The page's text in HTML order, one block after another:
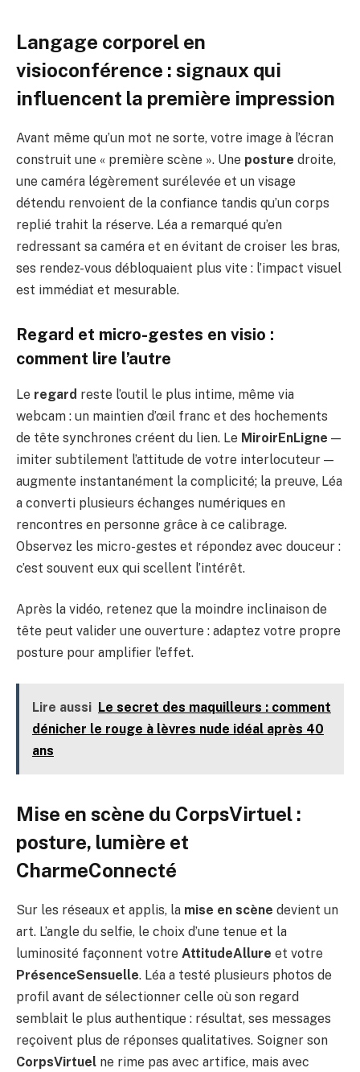
Langage corporel en
visioconférence : signaux qui
influencent la première impression
Avant même qu’un mot ne sorte, votre image à l’écran
construit une « première scène ». Une posture droite,
une caméra légèrement surélevée et un visage
détendu renvoient de la confiance tandis qu’un corps
replié trahit la réserve. Léa a remarqué qu’en
redressant sa caméra et en évitant de croiser les bras,
ses rendez-vous débloquaient plus vite : l’impact visuel
est immédiat et mesurable.
Regard et micro-gestes en visio :
comment lire l’autre
Le regard reste l’outil le plus intime, même via
webcam : un maintien d’œil franc et des hochements
de tête synchrones créent du lien. Le MiroirEnLigne —
imiter subtilement l’attitude de votre interlocuteur —
augmente instantanément la complicité; la preuve, Léa
a converti plusieurs échanges numériques en
rencontres en personne grâce à ce calibrage.
Observez les micro-gestes et répondez avec douceur :
c’est souvent eux qui scellent l’intérêt.
Après la vidéo, retenez que la moindre inclinaison de
tête peut valider une ouverture : adaptez votre propre
posture pour amplifier l’effet.
Lire aussi Le secret des maquilleurs : comment
dénicher le rouge à lèvres nude idéal après 40
ans
Mise en scène du CorpsVirtuel :
posture, lumière et
CharmeConnecté
Sur les réseaux et applis, la mise en scène devient un
art. L’angle du selfie, le choix d’une tenue et la
luminosité façonnent votre AttitudeAllure et votre
PrésenceSensuelle. Léa a testé plusieurs photos de
profil avant de sélectionner celle où son regard
semblait le plus authentique : résultat, ses messages
reçoivent plus de réponses qualitatives. Soigner son
CorpsVirtuel ne rime pas avec artifice, mais avec